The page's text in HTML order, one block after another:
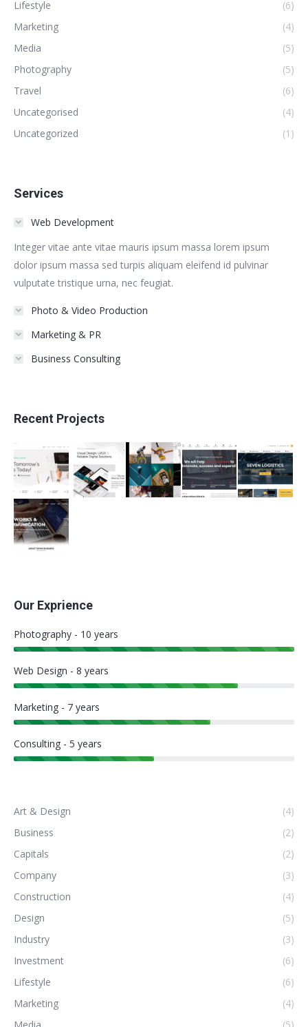
Lifestyle
(6)
Marketing
(4)
Media
(5)
Photography
(5)
Travel
(6)
Uncategorised
(4)
Uncategorized
(1)
Services
Web Development
Integer vitae ante vitae mauris ipsum massa lorem ipsum
dolor ipsum massa sed turpis aliquam eleifend id pulvinar
vulputate tristique urna, nec feugiat.
Photo & Video Production
Marketing & PR
Business Consulting
Recent Projects
Our Exprience
Photography - 10 years
Web Design - 8 years
Marketing - 7 years
Consulting - 5 years
Art & Design
(4)
Business
(2)
Capitals
(2)
Company
(3)
Construction
(4)
Design
(5)
Industry
(3)
Investment
(6)
Lifestyle
(6)
Marketing
(4)